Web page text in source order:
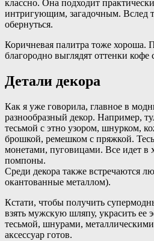
классно. Она подходит
интригующим, загадочным. Вслед
обернуться.
Коричневая палитра тоже хороша.
благородно выглядят оттенки кофе
Детали декора
Как я уже говорила, главное в
разнообразный декор. Например,
тесьмой с этно узором, шнурком,
брошкой, ремешком с пряжкой.
монетами, пуговицами. Все идет в
помпоны.
Среди декора также встречаются
окантованные металлом).
Кстати, чтобы получить
взять мужскую шляпу, украсить
тесьмой, шнурами,
аксессуар готов.